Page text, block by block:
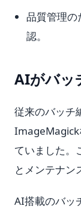
品質管理の
認。
AIがバッ
従来のバッチ
ImageMagick
ていました。
とメンテナン
AI搭載のバッ